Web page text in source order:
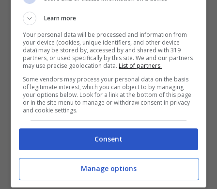
ed emblematici della regione: la
Turchi
mozzano il fiato.
assenzae dunque dimancanza, dei
sentimenti che si avvertono quando
ricordo non basta e per cui non ci si
rassegna perché lo si vorrebbe ancora.“Tu
sorridevi, cercavi un modo per proteggermi
Learn more
Your personal data will be processed and information from
your device (cookies, unique identifiers, and other device
data) may be stored by, accessed by and shared with 319
partners, or used specifically by this site. We and our partners
may use precise geolocation data. List of partners.
Some vendors may process your personal data on the basis
of legitimate interest, which you can object to by managing
your options below. Look for a link at the bottom of this page
or in the site menu to manage or withdraw consent in privacy
and cookie settings.
Consent
Manage options